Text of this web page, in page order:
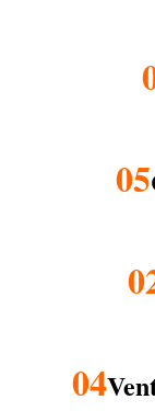
05
04